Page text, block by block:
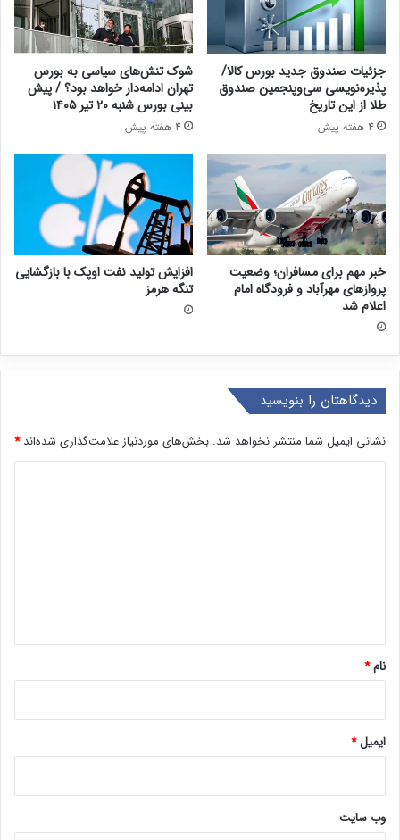
جزئیات صندوق جدید بورس کالا/
پذیره‌نویسی سی‌وپنجمین صندوق
طلا از این تاریخ
4 هفته پیش
شوک تنش‌های سیاسی به بورس
تهران ادامه‌دار خواهد بود؟ / پیش
بینی بورس شنبه ۲۰ تیر ۱۴۰۵
4 هفته پیش
خبر مهم برای مسافران؛ وضعیت
پروازهای مهرآباد و فرودگاه امام
اعلام شد
افزایش تولید نفت اوپک با بازگشایی
تنگه هرمز
دیدگاهتان را بنویسید
نشانی ایمیل شما منتشر نخواهد شد. بخش‌های موردنیاز علامت‌گذاری شده‌اند*
نام*
ایمیل*
وب‌ سایت